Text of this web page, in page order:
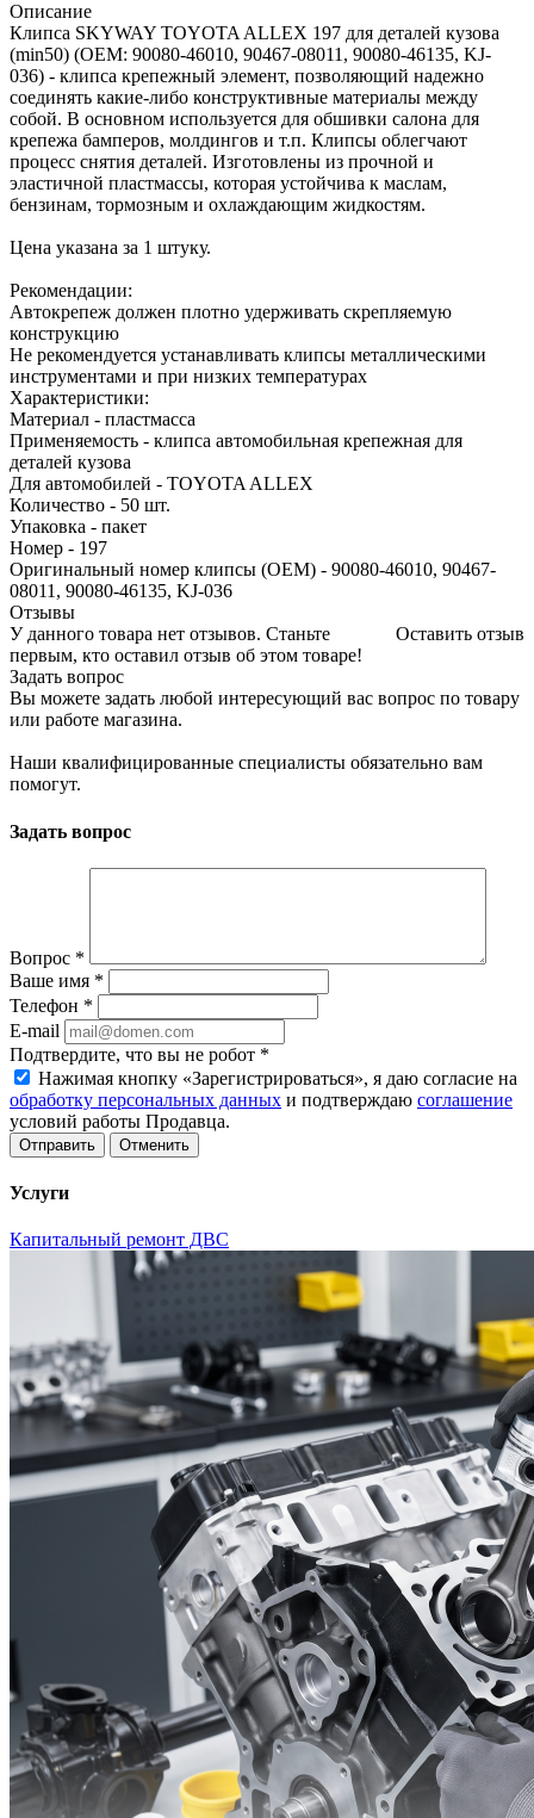
Описание
Клипса SKYWAY TOYOTA ALLEX 197 для деталей кузова
(min50) (OEM: 90080-46010, 90467-08011, 90080-46135, KJ-
036) - клипса крепежный элемент, позволяющий надежно
соединять какие-либо конструктивные материалы между
собой. В основном используется для обшивки салона для
крепежа бамперов, молдингов и т.п. Клипсы облегчают
процесс снятия деталей. Изготовлены из прочной и
эластичной пластмассы, которая устойчива к маслам,
бензинам, тормозным и охлаждающим жидкостям.
Цена указана за 1 штуку.
Рекомендации:
Автокрепеж должен плотно удерживать скрепляемую
конструкцию
Не рекомендуется устанавливать клипсы металлическими
инструментами и при низких температурах
Характеристики:
Материал - пластмасса
Применяемость - клипса автомобильная крепежная для
деталей кузова
Для автомобилей - TOYOTA ALLEX
Количество - 50 шт.
Упаковка - пакет
Номер - 197
Оригинальный номер клипсы (OEM) - 90080-46010, 90467-
08011, 90080-46135, KJ-036
Отзывы
Оставить отзыв
У данного товара нет отзывов. Станьте
первым, кто оставил отзыв об этом товаре!
Задать вопрос
Вы можете задать любой интересующий вас вопрос по товару
или работе магазина.
Наши квалифицированные специалисты обязательно вам
помогут.
Задать вопрос
Вопрос *
Ваше имя *
Телефон *
E-mail
Подтвердите, что вы не робот *
Нажимая кнопку «Зарегистрироваться», я даю согласие на
обработку персональных данных и подтверждаю соглашение
условий работы Продавца.
Отменить
Услуги
Капитальный ремонт ДВС